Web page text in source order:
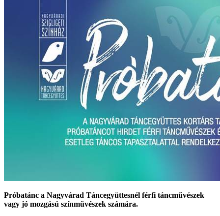
Próbatánc a Nagyvárad Táncegyüttesnél férfi táncművészek
vagy jó mozgású színművészek számára.